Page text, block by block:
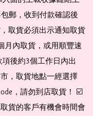
郵，收到付款確認後
取貨必須出示通知取貨
月內取貨，或用順豐速
後約3個工作日內出
，取貨地點一經選擇
，請勿到店取貨！ ☑️
貨的客戶有機會時間會